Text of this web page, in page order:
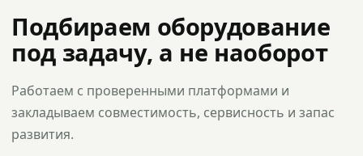
Подбираем оборудование
под задачу, а не наоборот
Работаем с проверенными платформами и
закладываем совместимость, сервисность и запас
развития.